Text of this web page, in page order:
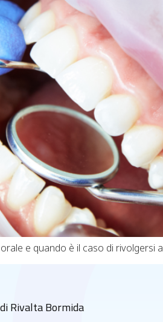
e quando è il caso di rivolgersi
Rivalta Bormida